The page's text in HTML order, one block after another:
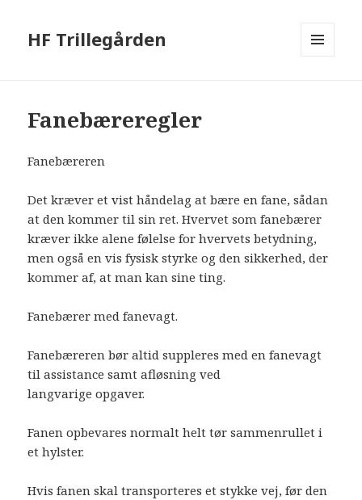
HF Trillegården
Fanebæreregler
Fanebæreren
Det kræver et vist håndelag at bære en fane, sådan
at den kommer til sin ret. Hvervet som fanebærer
kræver ikke alene følelse for hvervets betydning,
men også en vis fysisk styrke og den sikkerhed, der
kommer af, at man kan sine ting.
Fanebærer med fanevagt.
Fanebæreren bør altid suppleres med en fanevagt
til assistance samt afløsning ved
langvarige opgaver.
Fanen opbevares normalt helt tør sammenrullet i
et hylster.
Hvis fanen skal transporteres et stykke vej, før den